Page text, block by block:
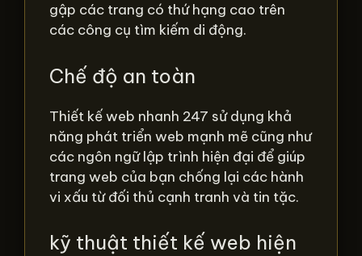
gập các trang có thứ hạng cao trên
các công cụ tìm kiếm di động.
Chế độ an toàn
Thiết kế web nhanh 247 sử dụng khả
năng phát triển web mạnh mẽ cũng như
các ngôn ngữ lập trình hiện đại để giúp
trang web của bạn chống lại các hành
vi xấu từ đối thủ cạnh tranh và tin tặc.
kỹ thuật thiết kế web hiện